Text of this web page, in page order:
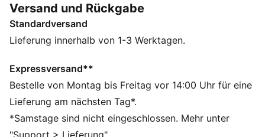
Charakter. Denn die lautesten Farben des Fußballs sind
auch auf der Straße unüberhörbar. Du weißt es, wenn
wir kommen.
KOMFORT: Feuchtigkeitsableitende dryCELL
Technologie sorgt dafür, dass du trocken bleibst und
dich wohl fühlst
Als Teil des RE:FIBRE-Programms ist dieses
Kleidungsstück zu mindestens 95 % aus
Versand und Rückgabe
Standardversand
Lieferung innerhalb von 1-3 Werktagen.
Expressversand**
Bestelle von Montag bis Freitag vor 14:00 Uhr für eine
Lieferung am nächsten Tag*.
*Samstage sind nicht eingeschlossen. Mehr unter
"Support > Lieferung".